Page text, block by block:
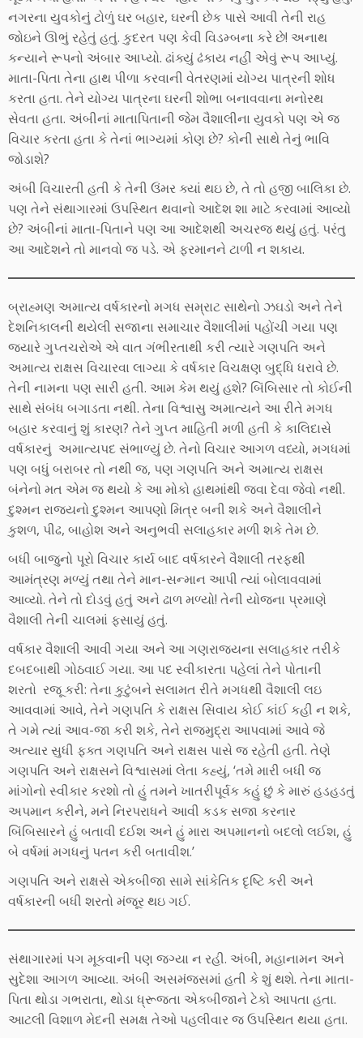
નગરના યુવકોનું ટોળું ઘર બહાર, ઘરની છેક પાસે આવી તેની રાહ
જોઇને ઊભું રહેતું હતું. કુદરત પણ કેવી વિડમ્બના કરે છે! અનાથ
કન્યાને રૂપનો અંબાર આપ્યો. ઢાંક્યું ઢંકાય નહીં એવું રૂપ આપ્યું.
માતા-પિતા તેના હાથ પીળા કરવાની વેતરણમાં યોગ્ય પાત્રની શોધ
કરતા હતા. તેને યોગ્ય પાત્રના ઘરની શોભા બનાવવાના મનોરથ
સેવતા હતા. અંબીનાં માતાપિતાની જેમ વૈશાલીના યુવકો પણ એ જ
વિચાર કરતા હતા કે તેનાં ભાગ્યમાં કોણ છે? કોની સાથે તેનું ભાવિ
જોડાશે?
અંબી વિચારતી હતી કે તેની ઉંમર ક્યાં થઇ છે, તે તો હજી બાલિકા છે.
પણ તેને સંથાગારમાં ઉપસ્થિત થવાનો આદેશ શા માટે કરવામાં આવ્યો
છે? અંબીનાં માતા-પિતાને પણ આ આદેશથી અચરજ થયું હતું. પરંતુ
આ આદેશને તો માનવો જ પડે. એ ફરમાનને ટાળી ન શકાય.
બ્રાહ્મણ અમાત્ય વર્ષકારનો મગધ સમ્રાટ સાથેનો ઝઘડો અને તેને
દેશનિકાલની થયેલી સજાના સમાચાર વૈશાલીમાં પહોંચી ગયા પણ
જયારે ગુપ્તચરોએ એ વાત ગંભીરતાથી કરી ત્યારે ગણપતિ અને
અમાત્ય રાક્ષસ વિચારવા લાગ્યા કે વર્ષકાર વિચક્ષણ બુદ્ધિ ધરાવે છે.
તેની નામના પણ સારી હતી. આમ કેમ થયું હશે? બિંબિસાર તો કોઈની
સાથે સંબંધ બગાડતા નથી. તેના વિશ્વાસુ અમાત્યને આ રીતે મગધ
બહાર કરવાનું શું કારણ? તેને ગુપ્ત માહિતી મળી હતી કે કાલિદાસે
વર્ષકારનું અમાત્યપદ સંભાળ્યું છે. તેનો વિચાર આગળ વધ્યો, મગધમાં
પણ બધું બરાબર તો નથી જ, પણ ગણપતિ અને અમાત્ય રાક્ષસ
બંનેનો મત એમ જ થયો કે આ મોકો હાથમાંથી જવા દેવા જેવો નથી.
દુશ્મન રાજ્યનો દુશ્મન આપણો મિત્ર બની શકે અને વૈશાલીને
કુશળ, પીઢ, બાહોશ અને અનુભવી સલાહકાર મળી શકે તેમ છે.
બધી બાજુનો પૂરો વિચાર કાર્ય બાદ વર્ષકારને વૈશાલી તરફથી
આમંત્રણ મળ્યું તથા તેને માન-સન્માન આપી ત્યાં બોલાવવામાં
આવ્યો. તેને તો દોડવું હતું અને ઢાળ મળ્યો! તેની યોજના પ્રમાણે
વૈશાલી તેની ચાલમાં ફસાયું હતું.
વર્ષકાર વૈશાલી આવી ગયા અને આ ગણરાજ્યના સલાહકાર તરીકે
દબદબાથી ગોઠવાઈ ગયા. આ પદ સ્વીકારતા પહેલાં તેને પોતાની
શરતો રજૂ કરી: તેના કુટુંબને સલામત રીતે મગધથી વૈશાલી લઇ
આવવામાં આવે, તેને ગણપતિ કે રાક્ષસ સિવાય કોઈ કાંઈ કહી ન શકે,
તે ગમે ત્યાં આવ-જા કરી શકે, તેને રાજમુદ્રા આપવામાં આવે જે
અત્યાર સુધી ફક્ત ગણપતિ અને રાક્ષસ પાસે જ રહેતી હતી. તેણે
ગણપતિ અને રાક્ષસને વિશ્વાસમાં લેતા કહ્યું, ‘તમે મારી બધી જ
માંગોનો સ્વીકાર કરશો તો હું તમને ખાતરીપૂર્વક કહું છું કે મારું હડહડતું
અપમાન કરીને, મને નિરપરાધને આવી કડક સજા કરનાર
બિંબિસારને હું બતાવી દઈશ અને હું મારા અપમાનનો બદલો લઈશ, હું
બે વર્ષમાં મગધનું પતન કરી બતાવીશ.’
ગણપતિ અને રાક્ષસે એકબીજા સામે સાંકેતિક દૃષ્ટિ કરી અને
વર્ષકારની બધી શરતો મંજૂર થઇ ગઈ.
સંથાગારમાં પગ મૂકવાની પણ જગ્યા ન રહી. અંબી, મહાનામન અને
સુદેશા આગળ આવ્યા. અંબી અસમંજસમાં હતી કે શું થશે. તેના માતા-
પિતા થોડા ગભરાતા, થોડા ધ્રૂજતા એકબીજાને ટેકો આપતા હતા.
આટલી વિશાળ મેદની સમક્ષ તેઓ પહલીવાર જ ઉપસ્થિત થયા હતા.